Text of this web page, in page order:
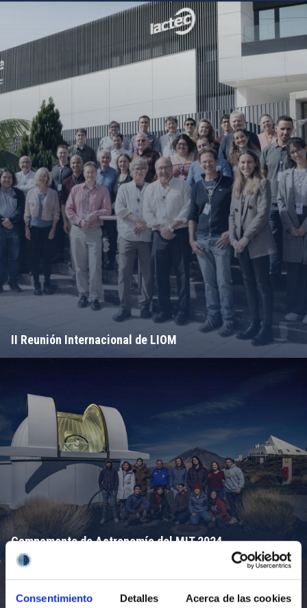
Consentimiento Detalles Acerca de las cookies
II Reunión Internacional de LIOM
Campamento de Astronomía del MIT 2024